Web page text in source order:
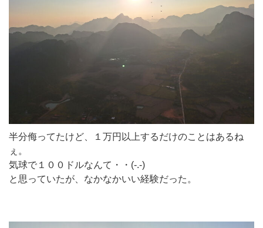
半分侮ってたけど、１万円以上するだけのことはあるね
ぇ。
気球で１００ドルなんて・・(-.-)
と思っていたが、なかなかいい経験だった。